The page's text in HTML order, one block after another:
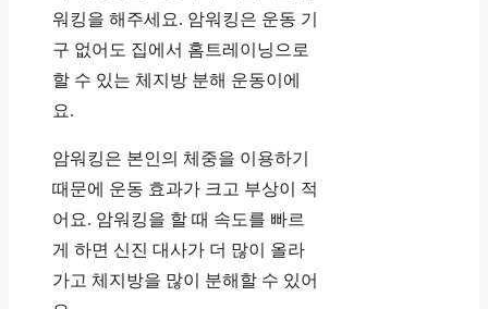
워킹을 해주세요. 암워킹은 운동 기
구 없어도 집에서 홈트레이닝으로
할 수 있는 체지방 분해 운동이에
요.
암워킹은 본인의 체중을 이용하기
때문에 운동 효과가 크고 부상이 적
어요. 암워킹을 할 때 속도를 빠르
게 하면 신진 대사가 더 많이 올라
가고 체지방을 많이 분해할 수 있어